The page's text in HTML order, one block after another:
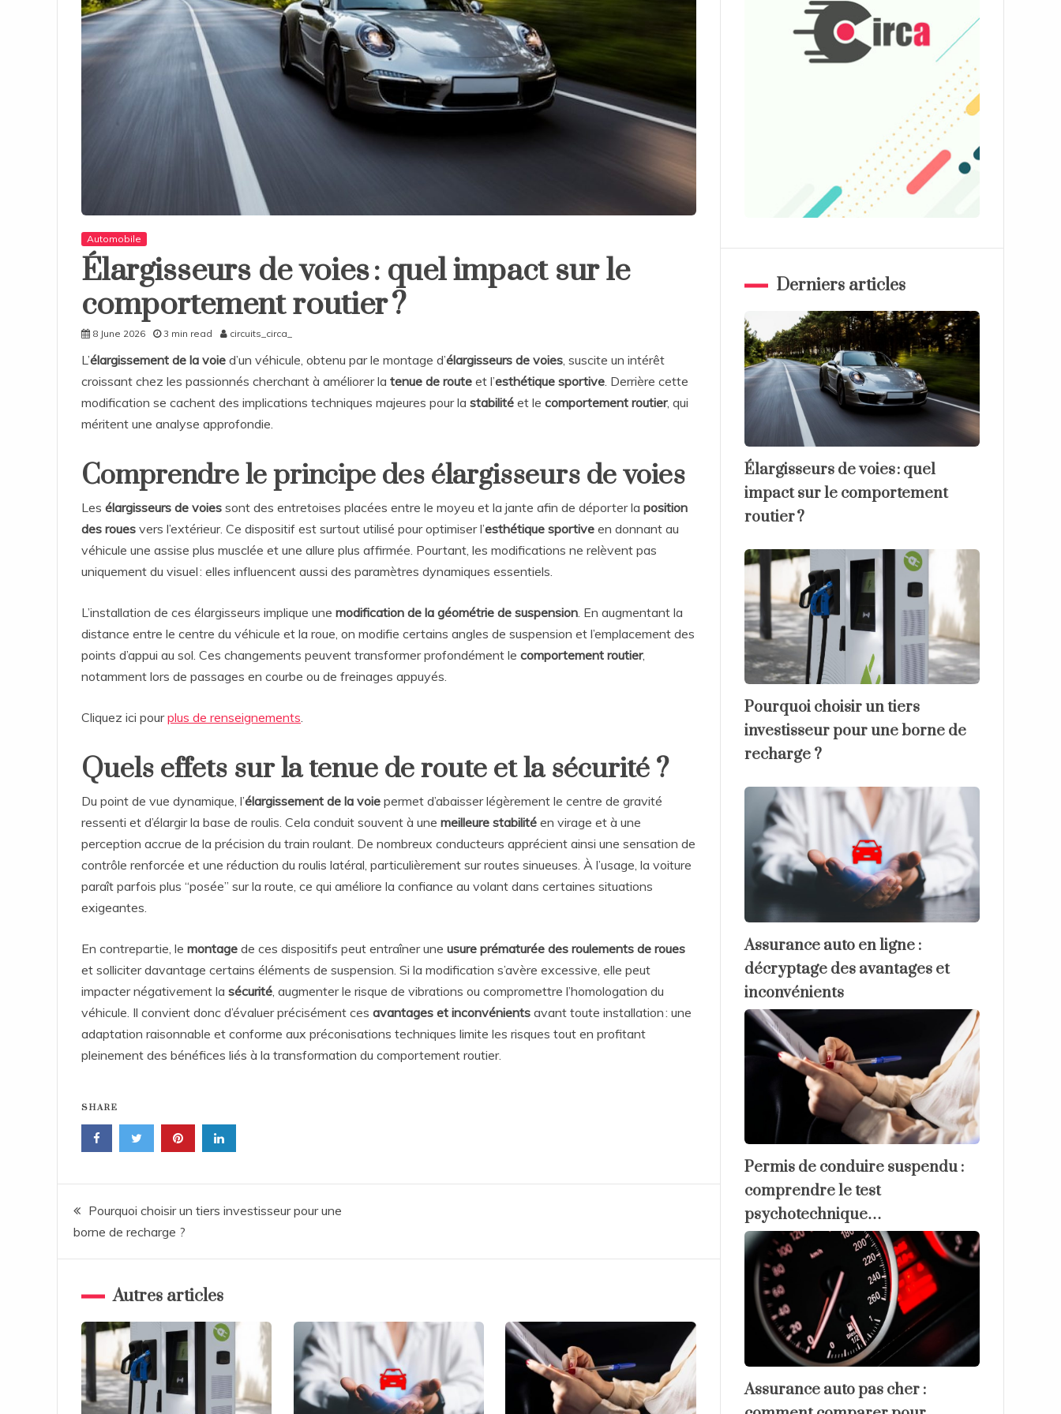
Automobile
Élargisseurs de voies : quel impact sur le
comportement routier ?
8 June 2026 3 min read circuits_circa_
L’élargissement de la voie d’un véhicule, obtenu par le montage d’élargisseurs de voies, suscite un intérêt
croissant chez les passionnés cherchant à améliorer la tenue de route et l’esthétique sportive. Derrière cette
modification se cachent des implications techniques majeures pour la stabilité et le comportement routier, qui
méritent une analyse approfondie.
Comprendre le principe des élargisseurs de voies
Les élargisseurs de voies sont des entretoises placées entre le moyeu et la jante afin de déporter la position
des roues vers l’extérieur. Ce dispositif est surtout utilisé pour optimiser l’esthétique sportive en donnant au
véhicule une assise plus musclée et une allure plus affirmée. Pourtant, les modifications ne relèvent pas
uniquement du visuel : elles influencent aussi des paramètres dynamiques essentiels.
L’installation de ces élargisseurs implique une modification de la géométrie de suspension. En augmentant la
distance entre le centre du véhicule et la roue, on modifie certains angles de suspension et l’emplacement des
points d’appui au sol. Ces changements peuvent transformer profondément le comportement routier,
notamment lors de passages en courbe ou de freinages appuyés.
Cliquez ici pourplus de renseignements.
Quels effets sur la tenue de route et la sécurité ?
Du point de vue dynamique, l’élargissement de la voie permet d’abaisser légèrement le centre de gravité
ressenti et d’élargir la base de roulis. Cela conduit souvent à une meilleure stabilité en virage et à une
perception accrue de la précision du train roulant. De nombreux conducteurs apprécient ainsi une sensation de
contrôle renforcée et une réduction du roulis latéral, particulièrement sur routes sinueuses. À l’usage, la voiture
paraît parfois plus “posée” sur la route, ce qui améliore la confiance au volant dans certaines situations
exigeantes.
En contrepartie, le montage de ces dispositifs peut entraîner une usure prématurée des roulements de roues
et solliciter davantage certains éléments de suspension. Si la modification s’avère excessive, elle peut
impacter négativement la sécurité, augmenter le risque de vibrations ou compromettre l’homologation du
véhicule. Il convient donc d’évaluer précisément ces avantages et inconvénients avant toute installation : une
adaptation raisonnable et conforme aux préconisations techniques limite les risques tout en profitant
pleinement des bénéfices liés à la transformation du comportement routier.
SHARE
Post
navigation
Pourquoi choisir un tiers investisseur pour une
borne de recharge ?
Autres articles
Derniers articles
Élargisseurs de voies : quel
impact sur le comportement
routier ?
Pourquoi choisir un tiers
investisseur pour une borne de
recharge ?
Assurance auto en ligne :
décryptage des avantages et
inconvénients
Permis de conduire suspendu :
comprendre le test
psychotechnique…
Assurance auto pas cher :